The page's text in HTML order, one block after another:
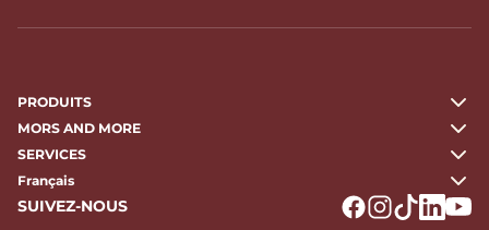
PRODUITS
MORS AND MORE
SERVICES
Français
SUIVEZ-NOUS